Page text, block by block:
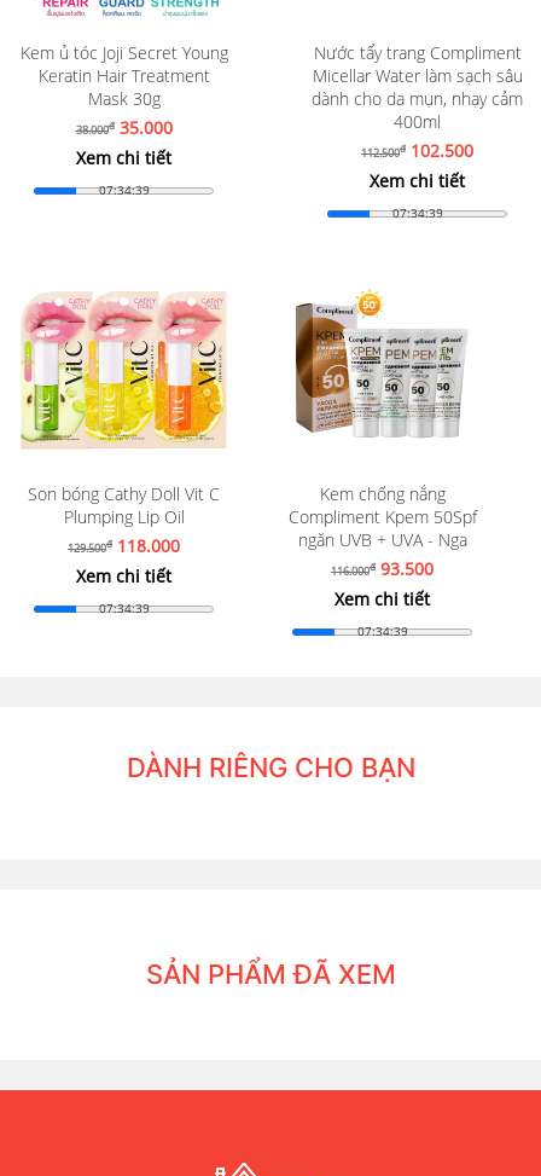
Kem ủ tóc Joji Secret Young
Keratin Hair Treatment
Mask 30g
38.000đ35.000
Xem chi tiết
07:34:37
Nước tẩy trang Compliment
Micellar Water làm sạch sâu
dành cho da mụn, nhạy cảm
400ml
112.500đ 102.500
Xem chi tiết
07:34:37
Son bóng Cathy Doll Vit C
Plumping Lip Oil
129.500đ 118.000
Xem chi tiết
07:34:37
Kem chống nắng
Compliment Kpem 50Spf
ngăn UVB + UVA - Nga
116.000đ 93.500
Xem chi tiết
07:34:37
DÀNH RIÊNG CHO BẠN
SẢN PHẨM ĐÃ XEM